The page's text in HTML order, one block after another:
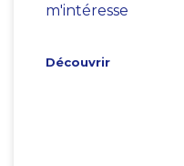
m'intéresse
Découvrir